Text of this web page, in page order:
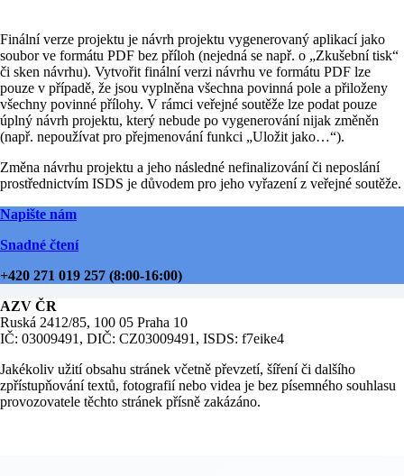
Finální verze projektu je návrh projektu vygenerovaný aplikací jako
soubor ve formátu PDF bez příloh (nejedná se např. o „Zkušební tisk“
či sken návrhu). Vytvořit finální verzi návrhu ve formátu PDF lze
pouze v případě, že jsou vyplněna všechna povinná pole a přiloženy
všechny povinné přílohy. V rámci veřejné soutěže lze podat pouze
úplný návrh projektu, který nebude po vygenerování nijak změněn
(např. nepoužívat pro přejmenování funkci „Uložit jako…“).
Změna návrhu projektu a jeho následné nefinalizování či neposlání
prostřednictvím ISDS je důvodem pro jeho vyřazení z veřejné soutěže.
Napište nám
Snadné čtení
+420 271 019 257 (8:00-16:00)
AZV ČR
Ruská 2412/85, 100 05 Praha 10
IČ: 03009491, DIČ: CZ03009491, ISDS: f7eike4
Jakékoliv užití obsahu stránek včetně převzetí, šíření či dalšího
zpřístupňování textů, fotografií nebo videa je bez písemného souhlasu
provozovatele těchto stránek přísně zakázáno.